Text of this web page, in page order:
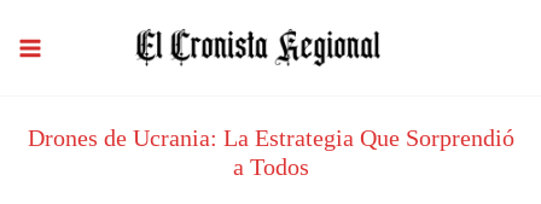
Drones de Ucrania: La Estrategia Que Sorprendió
a Todos